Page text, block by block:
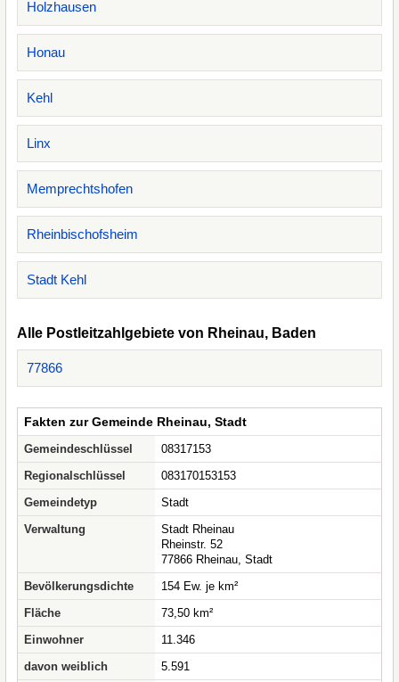
Holzhausen
Honau
Kehl
Linx
Memprechtshofen
Rheinbischofsheim
Stadt Kehl
Alle Postleitzahlgebiete von Rheinau, Baden
77866
Fakten zur Gemeinde Rheinau, Stadt
Gemeindeschlüssel
08317153
Regionalschlüssel
083170153153
Gemeindetyp
Stadt
Verwaltung
Stadt Rheinau
Rheinstr. 52
77866 Rheinau, Stadt
Bevölkerungsdichte
154 Ew. je km²
Fläche
73,50 km²
Einwohner
11.346
davon weiblich
5.591